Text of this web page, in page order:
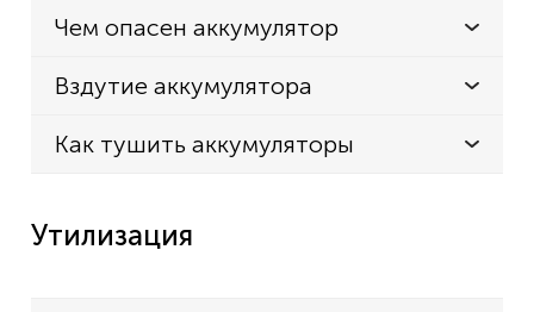
Чем опасен аккумулятор
Вздутие аккумулятора
Как тушить аккумуляторы
Утилизация